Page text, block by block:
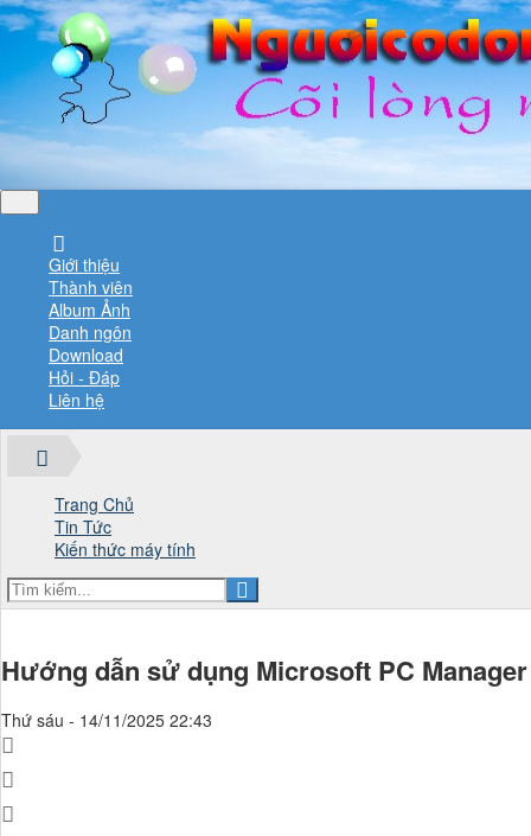
Giới thiệu
Thành viên
Album Ảnh
Danh ngôn
Download
Hỏi - Đáp
Liên hệ
Trang Chủ
Tin Tức
Kiến thức máy tính
Hướng dẫn sử dụng Microsoft PC
Thứ sáu - 14/11/2025 22:43